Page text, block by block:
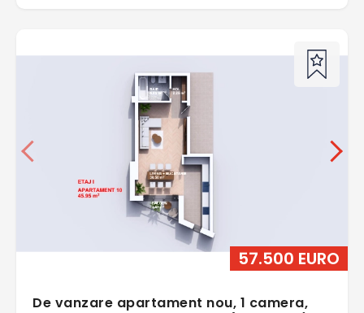
57.500 EURO
De vanzare apartament nou, 1 camera,